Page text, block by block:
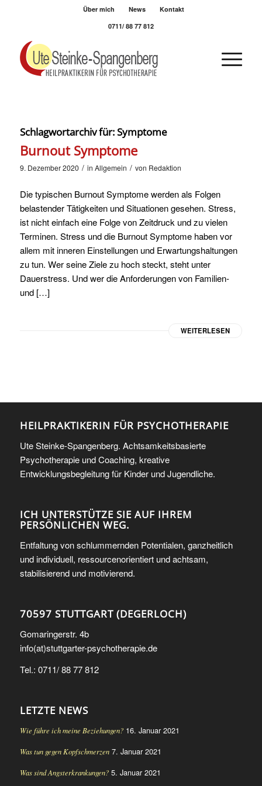
Über mich News
Kontakt
0711/ 88 77 812
Schlagwortarchiv für:Symptome
Burnout Symptome
9. Dezember 2020 / in Allgemein / von Redaktion
Die typischen Burnout Symptome werden als Folgen
belastender Tätigkeiten und Situationen gesehen. Stress,
ist nicht einfach eine Folge von Zeitdruck und zu vielen
Terminen. Stress und die Burnout Symptome haben vor
allem mit inneren Einstellungen und Erwartungshaltungen
zu tun. Wer seine Ziele zu hoch steckt, steht unter
Dauerstress. Und wer die Anforderungen von Familien-
und […]
WEITERLESEN
HEILPRAKTIKERIN FÜR PSYCHOTHERAPIE
Ute Steinke-Spangenberg. Achtsamkeitsbasierte
Psychotherapie und Coaching, kreative
Entwicklungsbegleitung für Kinder und Jugendliche.
ICH UNTERSTÜTZE SIE AUF IHREM
PERSÖNLICHEN WEG.
Entfaltung von schlummernden Potentialen, ganzheitlich
und individuell, ressourcenorientiert und achtsam,
stabilisierend und motivierend.
70597 STUTTGART (DEGERLOCH)
Gomaringerstr. 4b
info(at)stuttgarter-psychotherapie.de
Tel.: 0711/ 88 77 812
LETZTE NEWS
Wie führe ich meine Beziehungen? 16. Januar 2021
Was tun gegen Kopfschmerzen 7. Januar 2021
Was sind Angsterkrankungen? 5. Januar 2021